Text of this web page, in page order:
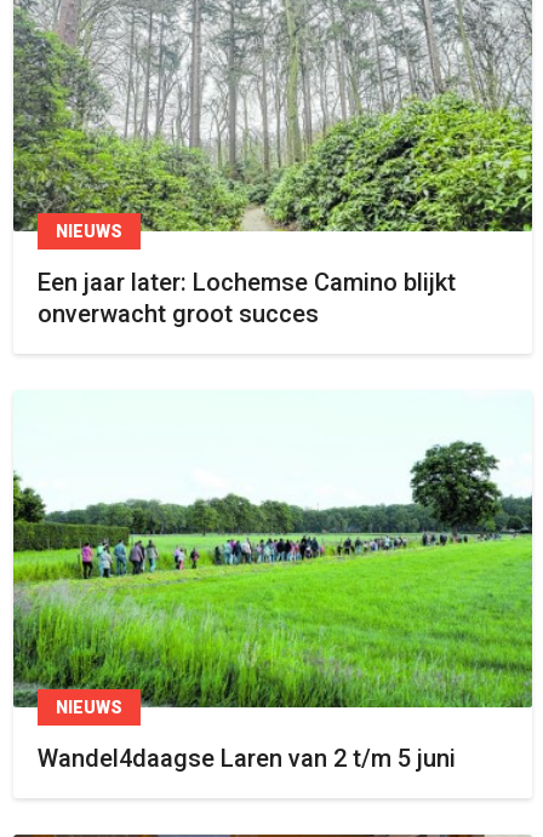
NIEUWS
Een jaar later: Lochemse Camino blijkt
onverwacht groot succes
NIEUWS
Wandel4daagse Laren van 2 t/m 5 juni